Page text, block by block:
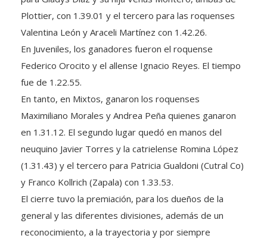
Valentina León y Araceli Martínez con 1.42.26.
En Juveniles, los ganadores fueron el roquense
Federico Orocito y el allense Ignacio Reyes. El tiempo
fue de 1.22.55.
En tanto, en Mixtos, ganaron los roquenses
Maximiliano Morales y Andrea Peña quienes ganaron
en 1.31.12. El segundo lugar quedó en manos del
neuquino Javier Torres y la catrielense Romina López
(1.31.43) y el tercero para Patricia Gualdoni (Cutral Co)
y Franco Kollrich (Zapala) con 1.33.53.
El cierre tuvo la premiación, para los dueños de la
general y las diferentes divisiones, además de un
reconocimiento, a la trayectoria y por siempre
colaborar, a Roberto “Paco” Bustos, experimentado